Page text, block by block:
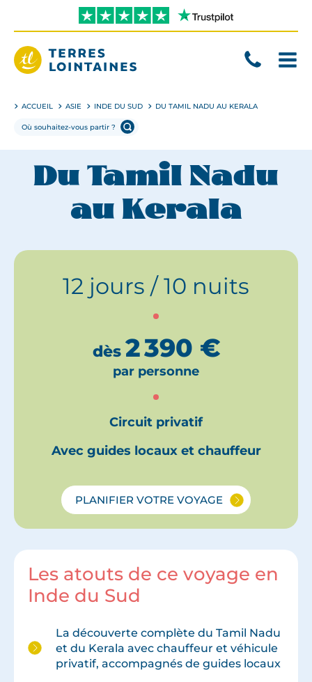
directement
contenu
ACCUEIL ASIE INDE DU SUD DU TAMIL NADU AU KERALA
Du Tamil Nadu
au Kerala
12 jours / 10 nuits
dès 2 390 €
par personne
Circuit privatif
Avec guides locaux et chauffeur
PLANIFIER VOTRE VOYAGE
Les atouts de ce voyage en
Inde du Sud
La découverte complète du Tamil Nadu
et du Kerala avec chauffeur et véhicule
privatif, accompagnés de guides locaux